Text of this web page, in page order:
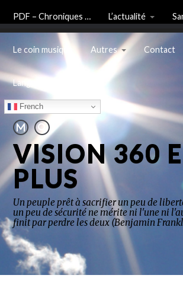
PDF – Chroniques … L’actualité
Le coin musique Autres Contact
Langue
French
VISION 360
PLUS
Un peuple prêt à sacrifier un peu de
un peu de sécurité ne mérite ni l'une ni
finit par perdre les deux (Benjamin